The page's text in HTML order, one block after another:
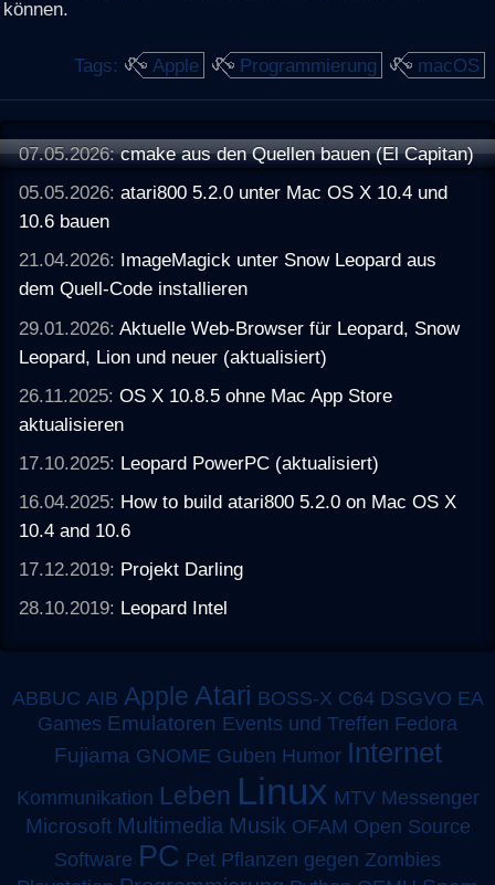
können.
Tags: Apple Programmierung macOS
07.05.2026:cmake aus den Quellen bauen (El Capitan)
05.05.2026:atari800 5.2.0 unter Mac OS X 10.4 und
10.6 bauen
21.04.2026: ImageMagick unter Snow Leopard aus
dem Quell-Code installieren
29.01.2026:Aktuelle Web-Browser für Leopard, Snow
Leopard, Lion und neuer (aktualisiert)
26.11.2025:OS X 10.8.5 ohne Mac App Store
aktualisieren
17.10.2025: Leopard PowerPC (aktualisiert)
16.04.2025: How to build atari800 5.2.0 on Mac OS X
10.4 and 10.6
17.12.2019: Projekt Darling
28.10.2019: Leopard Intel
ABBUC AIB Apple Atari BOSS-X C64 DSGVO EA
Games Emulatoren Events und Treffen Fedora
Fujiama GNOME Guben Humor Internet
Kommunikation Leben Linux MTV Messenger
Microsoft Multimedia Musik OFAM Open Source
Software PC Pet Pflanzen gegen Zombies